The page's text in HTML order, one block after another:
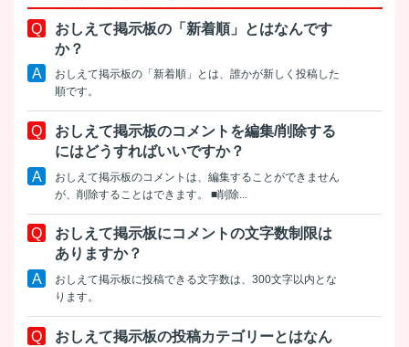
おしえて掲示板の「新着順」とはなんです
か？
おしえて掲示板の「新着順」とは、誰かが新しく投稿した
順です。
おしえて掲示板のコメントを編集/削除する
にはどうすればいいですか？
おしえて掲示板のコメントは、編集することができません
が、削除することはできます。 ■削除...
おしえて掲示板にコメントの文字数制限は
ありますか？
おしえて掲示板に投稿できる文字数は、300文字以内とな
ります。
おしえて掲示板の投稿カテゴリーとはなん